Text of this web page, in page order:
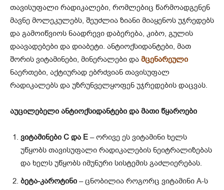
თავისუფალი რადიკალები, რომლებიც წარმოადგენენ
მავნე მოლეკულებს, შეუძლია ზიანი მიაყენოს უჯრედებს
და გამოიწვიოს ნაადრევი დაბერება, კიბო, გულის
დაავადებები და დიაბეტი. ანტიოქსიდანტები, მათ
შორის ვიტამინები, მინერალები და მცენარეული
ნაერთები, აქტიურად ებრძვიან თავისუფალ
რადიკალებს და უზრუნველყოფენ უჯრედების დაცვას.
აუცილებელი ანტიოქსიდანტები და მათი წყაროები
ვიტამინები C და E – ორივე ეს ვიტამინი ხელს
უწყობს თავისუფალი რადიკალების ნეიტრალიზებას
და ხელს უწყობს იმუნური სისტემის გაძლიერებას.
ბეტა-კაროტინი – ცნობილია როგორც ვიტამინი A-ს